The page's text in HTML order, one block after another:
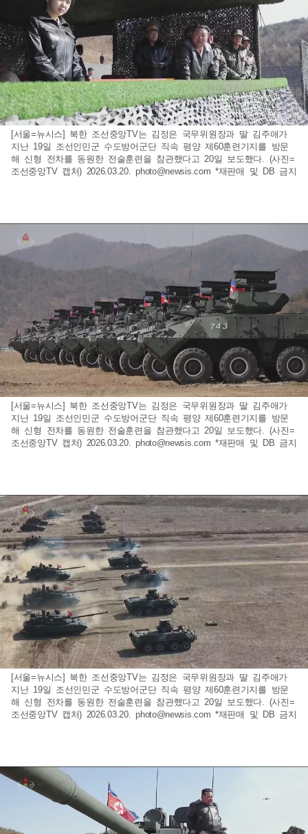
[서울=뉴시스] 북한 조선중앙TV는 김정은 국무위원장과 딸 김주애가
지난 19일 조선인민군 수도방어군단 직속 평양 제60훈련기지를 방문
해 신형 전차를 동원한 전술훈련을 참관했다고 20일 보도했다. (사진=
조선중앙TV 캡처) 2026.03.20.photo@newsis.com *재판매 및 DB 금지
[서울=뉴시스] 북한 조선중앙TV는 김정은 국무위원장과 딸 김주애가
지난 19일 조선인민군 수도방어군단 직속 평양 제60훈련기지를 방문
해 신형 전차를 동원한 전술훈련을 참관했다고 20일 보도했다. (사진=
조선중앙TV 캡처) 2026.03.20.photo@newsis.com *재판매 및 DB 금지
[서울=뉴시스] 북한 조선중앙TV는 김정은 국무위원장과 딸 김주애가
지난 19일 조선인민군 수도방어군단 직속 평양 제60훈련기지를 방문
해 신형 전차를 동원한 전술훈련을 참관했다고 20일 보도했다. (사진=
조선중앙TV 캡처) 2026.03.20.photo@newsis.com *재판매 및 DB 금지